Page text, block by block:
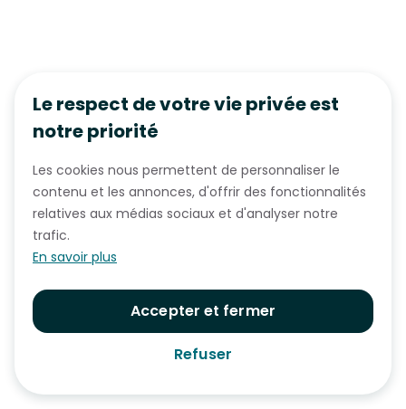
Le respect de votre vie privée est
notre priorité
Les cookies nous permettent de personnaliser le
contenu et les annonces, d'offrir des fonctionnalités
relatives aux médias sociaux et d'analyser notre
trafic.
En savoir plus
Accepter et fermer
Refuser